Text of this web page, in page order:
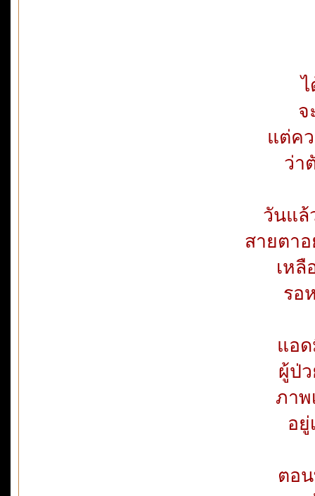
จ
แต่ค
ว่า
วันแล้
สายตา
เห
รอ
แอ
ผู้ป่
ภาพ
อยู่
ตอ